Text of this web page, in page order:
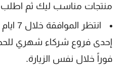
منتجات مناسب ليك ثم اطلب
انتظر
إحدى فروع شركاء شهري
فوراً خلال نفس الزيارة.